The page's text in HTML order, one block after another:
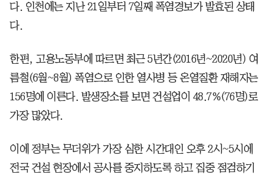
다. 인천에는 지난 21일부터 7일째 폭염경보가 발효된 상태
다.
한편, 고용노동부에 따르면 최근 5년간(2016년~2020년) 여
름철(6월~8월) 폭염으로 인한 열사병 등 온열질환 재해자는
156명에 이른다. 발생장소를 보면 건설업이 48.7%(76명)로
가장 많았다.
이에 정부는 무더위가 가장 심한 시간대인 오후 2시~5시에
전국 건설 현장에서 공사를 중지하도록 하고 집중 점검하기